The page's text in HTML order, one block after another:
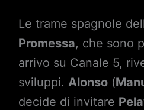
Le trame spagnole
Promessa, che sono
arrivo su Canale 5,
sviluppi. Alonso(
decide di invitare